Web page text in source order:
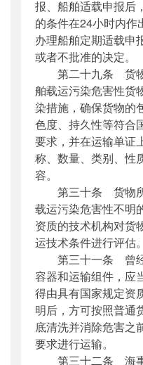
报、船舶适载申报后
的条件在24小时内作
办理船舶定期适载申
或者不批准的决定。
第二十九条 货物
舶载运污染危害性货
染措施，确保货物的
色度、持久性等符合
要求，并在运输单证
称、数量、类别、性
容。
第三十条 货物所
载运污染危害性不明
资质的技术机构对货
运技术条件进行评估。
第三十一条 曾经
容器和运输组件，应
得由具有国家规定资
明后，方可按照普通
底清洗并消除危害之
要求进行运输。
第三十二条 海事